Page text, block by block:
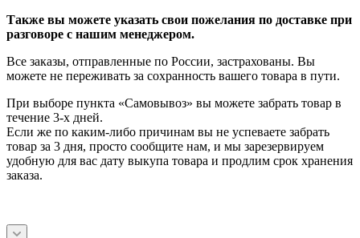
Также вы можете указать свои пожелания по доставке при
разговоре с нашим менеджером.
Все заказы, отправленные по России, застрахованы. Вы
можете не переживать за сохранность вашего товара в пути.
При выборе пункта «Самовывоз» вы можете забрать товар в
течение 3-х дней.
Если же по каким-либо причинам вы не успеваете забрать
товар за 3 дня, просто сообщите нам, и мы зарезервируем
удобную для вас дату выкупа товара и продлим срок хранения
заказа.